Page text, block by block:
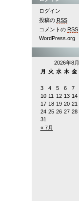
ログイン
投稿の RSS
コメントの RSS
WordPress.org
2026年8月
月
火 水 木 金
« 7月
3
4 5 6 7
10 11 12 13 14
17 18 19 20 21
24 25 26 27 28
31